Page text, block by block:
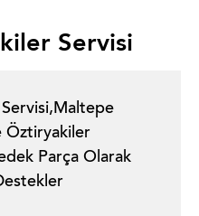
Servisi
Öztiryakiler
Parça Olarak